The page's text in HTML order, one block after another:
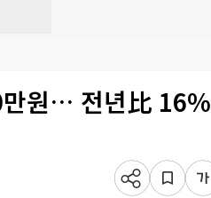
만원… 전년比 16%